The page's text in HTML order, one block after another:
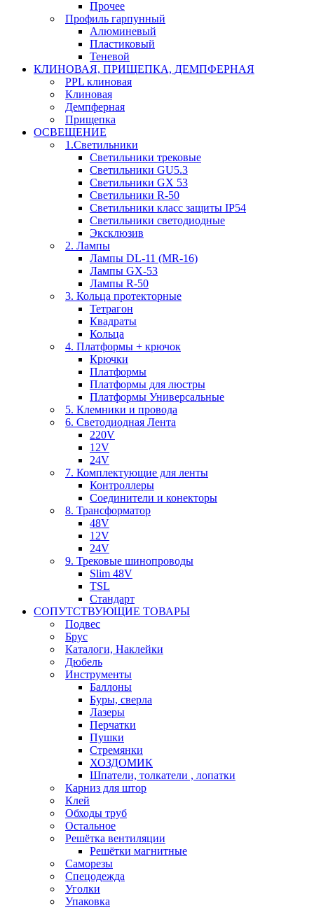
Прочее
Профиль гарпунный
Алюминевый
Пластиковый
Теневой
КЛИНОВАЯ, ПРИЩЕПКА, ДЕМПФЕРНАЯ
PPL клиновая
Клиновая
Демпферная
Прищепка
ОСВЕЩЕНИЕ
1.Светильники
Светильники трековые
Светильники GU5.3
Светильники GX 53
Светильники R-50
Светильники класс защиты IP54
Светильники светодиодные
Эксклюзив
2. Лампы
Лампы DL-11 (MR-16)
Лампы GX-53
Лампы R-50
3. Кольца протекторные
Тетрагон
Квадраты
Кольца
4. Платформы + крючок
Крючки
Платформы
Платформы для люстры
Платформы Универсальные
5. Клемники и провода
6. Светодиодная Лента
220V
12V
24V
7. Комплектующие для ленты
Контроллеры
Соединители и конекторы
8. Трансформатор
48V
12V
24V
9. Трековые шинопроводы
Slim 48V
TSL
Стандарт
СОПУТСТВУЮЩИЕ ТОВАРЫ
Подвес
Брус
Каталоги, Наклейки
Дюбель
Инструменты
Баллоны
Буры, сверла
Лазеры
Перчатки
Пушки
Стремянки
ХОЗДОМИК
Шпатели, толкатели , лопатки
Карниз для штор
Клей
Обходы труб
Остальное
Решётка вентиляции
Решётки магнитные
Саморезы
Спецодежда
Уголки
Упаковка